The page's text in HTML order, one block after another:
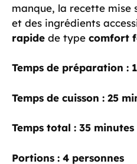
manque, la recette mise
et des ingrédients
rapide de type comfort
Temps de préparation :
Temps de cuisson : 25
Temps total : 35 minutes
Portions : 4 personnes